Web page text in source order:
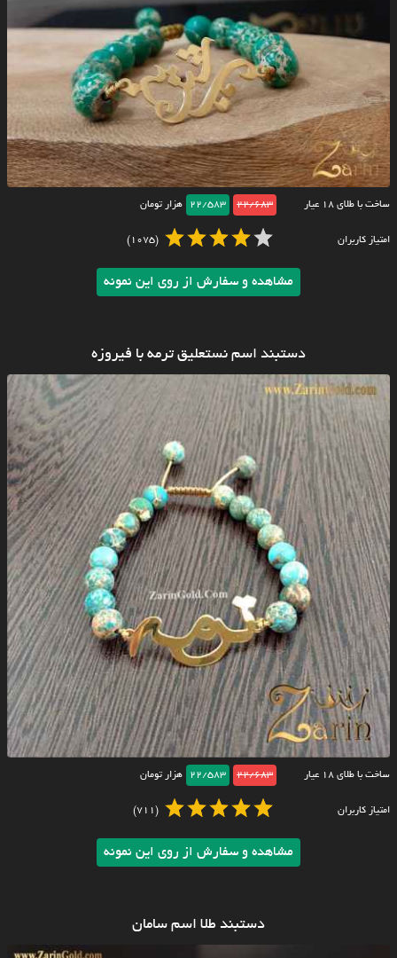
ساخت با طلای ۱۸ عیار 22/683
22/583 هزار تومان
امتیاز کاربران (1075)
مشاهده و سفارش از روی این نمونه
دستبند اسم نستعلیق ترمه با فیروزه
ساخت با طلای ۱۸ عیار 22/683
22/583 هزار تومان
امتیاز کاربران (711)
مشاهده و سفارش از روی این نمونه
دستبند طلا اسم سامان